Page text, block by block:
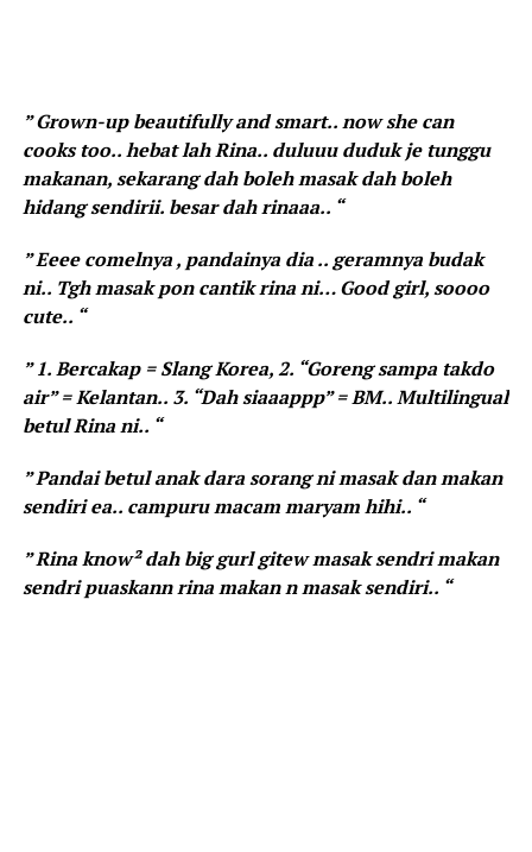
” Grown-up beautifully and smart.. now she can
cooks too.. hebat lah Rina.. duluuu duduk je tunggu
makanan, sekarang dah boleh masak dah boleh
hidang sendirii. besar dah rinaaa.. “
” Eeee comelnya , pandainya dia .. geramnya budak
ni.. Tgh masak pon cantik rina ni… Good girl, soooo
cute.. “
” 1. Bercakap = Slang Korea, 2. “Goreng sampa takdo
air” = Kelantan.. 3. “Dah siaaappp” = BM.. Multilingual
betul Rina ni.. “
” Pandai betul anak dara sorang ni masak dan makan
sendiri ea.. campuru macam maryam hihi.. “
” Rina know² dah big gurl gitew masak sendri makan
sendri puaskann rina makan n masak sendiri.. “